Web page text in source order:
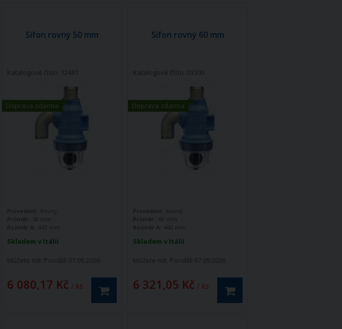
Sifon rovný 50 mm
Doprava zdarma
Katalogové číslo: 12481
Skladem v Itálii
Můžete mít: Pondělí 07.09.2026
6 080,17 Kč / ks
Provedení: Rovný
Průměr:
50 mm
Rozměr A:
442 mm
Sifon rovný 60 mm
Doprava zdarma
Katalogové číslo: 03300
Skladem v Itálii
Můžete mít: Pondělí 07.09.2026
6 321,05 Kč / ks
Provedení: Rovný
Průměr: 60 mm
Rozměr A:
442 mm